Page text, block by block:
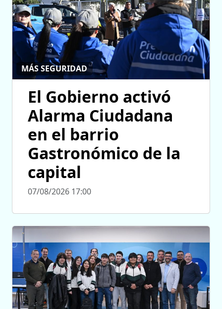
MÁS SEGURIDAD
El Gobierno activó
Alarma Ciudadana
en el barrio
Gastronómico de la
capital
07/08/2026 17:00